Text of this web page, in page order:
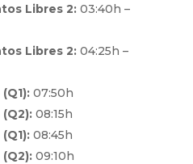
Libres 2:03:40h –
Libres 2:04:25h –
07:50h
08:15h
08:45h
09:10h